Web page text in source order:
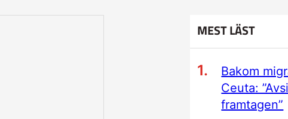
MEST LÄST
Bakom
Ceuta:
framtagen”